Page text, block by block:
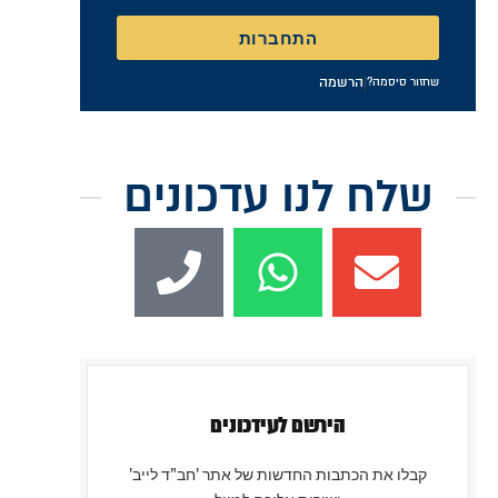
התחברות
שחזור סיסמה?|הרשמה
שלח לנו עדכונים
הירשם לעידכונים
קבלו את הכתבות החדשות של אתר 'חב"ד לייב'